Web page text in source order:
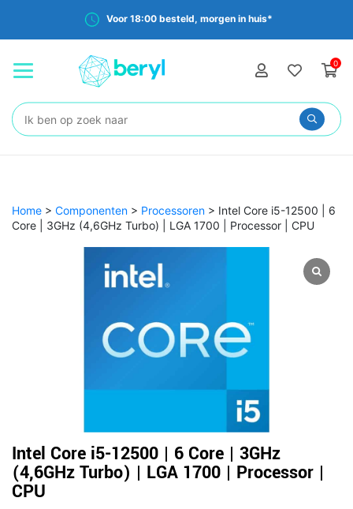
Voor 18:00 besteld, morgen in huis*
0
Zoeken:
Home > Componenten > Processoren > Intel Core i5-12500 | 6
Core | 3GHz (4,6GHz Turbo) | LGA 1700 | Processor | CPU
Intel Core i5-12500 | 6 Core | 3GHz
(4,6GHz Turbo) | LGA 1700 | Processor |
CPU